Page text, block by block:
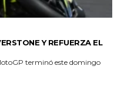
Y REFUERZA EL
terminó este domingo